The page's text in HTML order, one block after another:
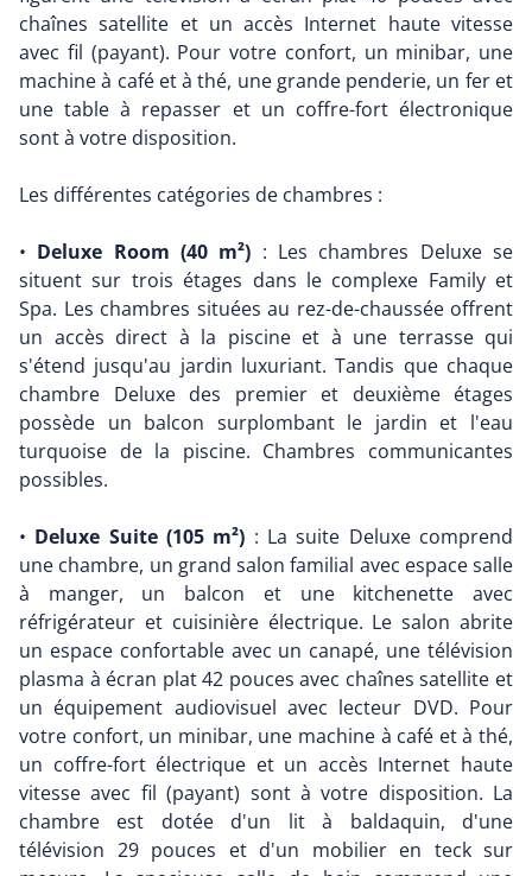
chaînes satellite et un accès Internet haute vitesse
avec fil (payant). Pour votre confort, un minibar, une
machine à café et à thé, une grande penderie, un fer et
une table à repasser et un coffre-fort électronique
sont à votre disposition.
Les différentes catégories de chambres :
• Deluxe Room (40 m²) : Les chambres Deluxe se
situent sur trois étages dans le complexe Family et
Spa. Les chambres situées au rez-de-chaussée offrent
un accès direct à la piscine et à une terrasse qui
s'étend jusqu'au jardin luxuriant. Tandis que chaque
chambre Deluxe des premier et deuxième étages
possède un balcon surplombant le jardin et l'eau
turquoise de la piscine. Chambres communicantes
possibles.
• Deluxe Suite (105 m²) : La suite Deluxe comprend
une chambre, un grand salon familial avec espace salle
à manger, un balcon et une kitchenette avec
réfrigérateur et cuisinière électrique. Le salon abrite
un espace confortable avec un canapé, une télévision
plasma à écran plat 42 pouces avec chaînes satellite et
un équipement audiovisuel avec lecteur DVD. Pour
votre confort, un minibar, une machine à café et à thé,
un coffre-fort électrique et un accès Internet haute
vitesse avec fil (payant) sont à votre disposition. La
chambre est dotée d'un lit à baldaquin, d'une
télévision 29 pouces et d'un mobilier en teck sur